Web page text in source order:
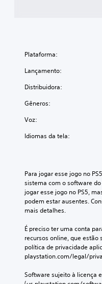
Plataforma:
Lançamento:
Distribuidora:
Gêneros:
Voz:
Idiomas da tela:
Para jogar esse jogo no
sistema com o software
jogar esse jogo no PS5,
podem estar ausentes.
mais detalhes.
É preciso ter uma conta
recursos online, que estão
política de privacidade
playstation.com/legal/
Software sujeito à licença